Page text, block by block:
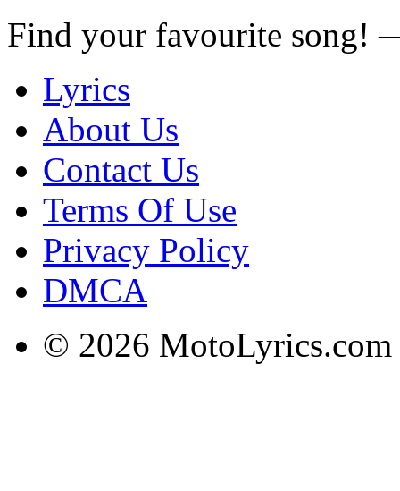
Find your favourite song!
Lyrics
About Us
Contact Us
Terms Of Use
Privacy Policy
DMCA
© 2026 MotoLyrics.com